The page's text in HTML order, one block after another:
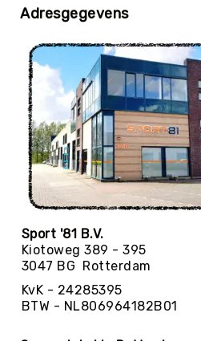
Basketballen
Floorball
Golfballen
Handballen
Hockeyballen
Honkballen
&
Softballen
Korfballen
Tennisballen
Voetballen
Volleyballen
Adresgegevens
Sport '81 B.V.
Kiotoweg 389 - 395
3047 BG Rotterdam
KvK - 24285395
BTW - NL806964182B01